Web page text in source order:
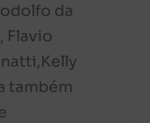
da
Flavio
também